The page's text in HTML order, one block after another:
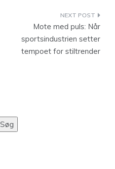
Mote med puls: Når
sportsindustrien setter
tempoet for stiltrender
Søg